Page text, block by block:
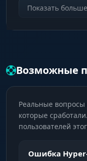
Выбор цели по
для критов, шея
Игнорируй
чтобы аимбот
угрозам.
Показать
Возможные
Реальные
которые
пользователей
Ошибка